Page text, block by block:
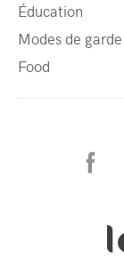
Éducation
Modes de garde
Food